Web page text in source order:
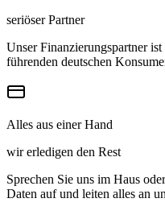
seriöser Partner
Unser Finanzierungspartner
führenden deutschen
Alles aus einer Hand
wir erledigen den Rest
Sprechen Sie uns im Haus
Daten auf und leiten alles an